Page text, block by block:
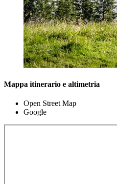
Mappa itinerario e altimetria
Open Street Map
Google